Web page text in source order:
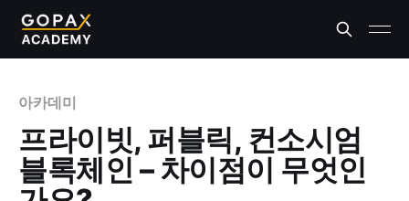
아카데미
프라이빗, 퍼블릭, 컨소시엄
블록체인 – 차이점이 무엇인